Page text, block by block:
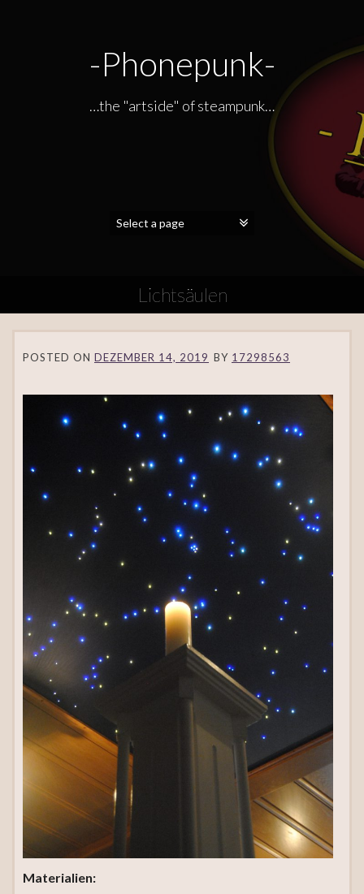
-Phonepunk-
…the "artside" of steampunk…
Lichtsäulen
POSTED ON DEZEMBER 14, 2019 BY 17298563
Materialien: